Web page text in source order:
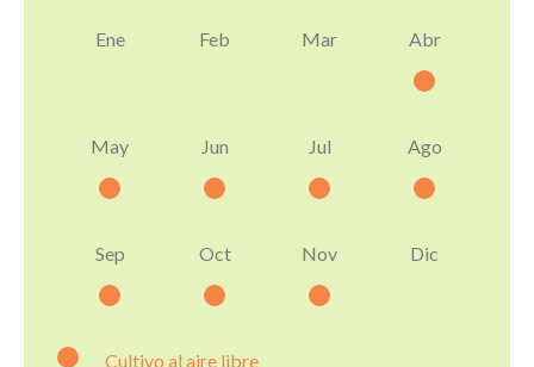
Ene Feb Mar Abr
May Jun Jul Ago
Sep Oct Nov Dic
Cultivo al aire libre